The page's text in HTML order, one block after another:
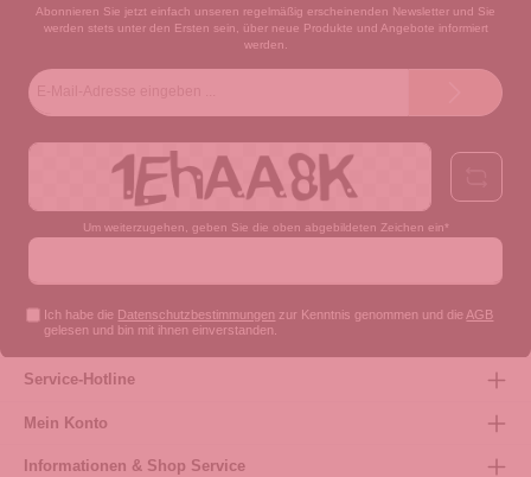
Abonnieren Sie jetzt einfach unseren regelmäßig erscheinenden Newsletter und Sie
werden stets unter den Ersten sein, über neue Produkte und Angebote informiert
werden.
Um weiterzugehen, geben Sie die oben abgebildeten Zeichen ein*
Ich habe die Datenschutzbestimmungen zur Kenntnis genommen und die AGB
gelesen und bin mit ihnen einverstanden.
Service-Hotline
Mein Konto
Informationen & Shop Service